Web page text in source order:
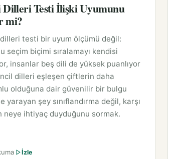
Dilleri Testi İlişki Uyumunu
mi?
testi bir uyum ölçümü değil:
seçim biçimi sıralamayı kendisi
insanlar beş dili de yüksek puanlıyor
dilleri eşleşen çiftlerin daha
olduğuna dair güvenilir bir bulgu
yarayan şey sınıflandırma değil, karşı
neye ihtiyaç duyduğunu sormak.
İzle